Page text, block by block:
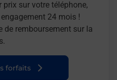
prix sur votre téléphone,
24 mois !
de remboursement sur la
forfaits